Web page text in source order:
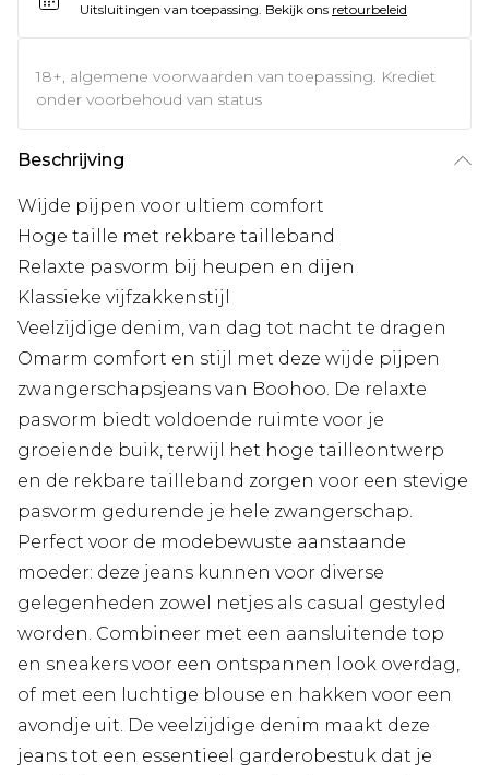
Uitsluitingen van toepassing. Bekijk ons retourbeleid
18+, algemene voorwaarden van toepassing. Krediet
onder voorbehoud van status
Beschrijving
Wijde pijpen voor ultiem comfort
Hoge taille met rekbare tailleband
Relaxte pasvorm bij heupen en dijen
Klassieke vijfzakkenstijl
Veelzijdige denim, van dag tot nacht te dragen
Omarm comfort en stijl met deze wijde pijpen
zwangerschapsjeans van Boohoo. De relaxte
pasvorm biedt voldoende ruimte voor je
groeiende buik, terwijl het hoge tailleontwerp
en de rekbare tailleband zorgen voor een stevige
pasvorm gedurende je hele zwangerschap.
Perfect voor de modebewuste aanstaande
moeder: deze jeans kunnen voor diverse
gelegenheden zowel netjes als casual gestyled
worden. Combineer met een aansluitende top
en sneakers voor een ontspannen look overdag,
of met een luchtige blouse en hakken voor een
avondje uit. De veelzijdige denim maakt deze
jeans tot een essentieel garderobestuk dat je